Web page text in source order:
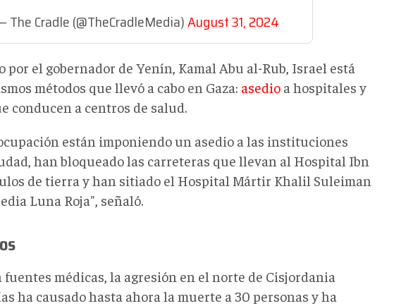
The Cradle (@TheCradleMedia)August 31, 2024
por el gobernador de Yenín, Kamal Abu al-Rub, Israel está
métodos que llevó a cabo en Gaza: asedio a hospitales y
conducen a centros de salud.
están imponiendo un asedio a las instituciones
han bloqueado las carreteras que llevan al Hospital Ibn
de tierra y han sitiado el Hospital Mártir Khalil Suleiman
Luna Roja", señaló.
fuentes médicas, la agresión en el norte de Cisjordania
ha causado hasta ahora la muerte a 30 personas y ha